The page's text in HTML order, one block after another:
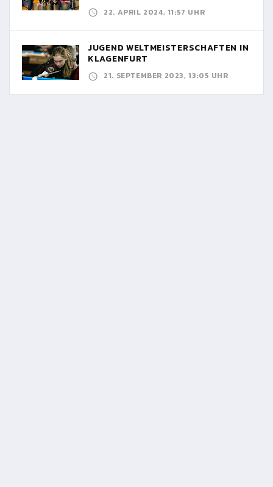
22. APRIL 2024, 11:57 UHR
JUGEND WELTMEISTERSCHAFTEN IN
KLAGENFURT
21. SEPTEMBER 2023, 13:05 UHR